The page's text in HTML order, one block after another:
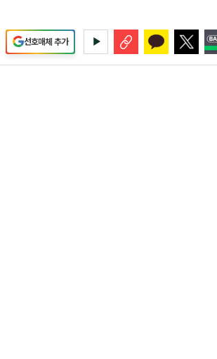
선호매체 추가